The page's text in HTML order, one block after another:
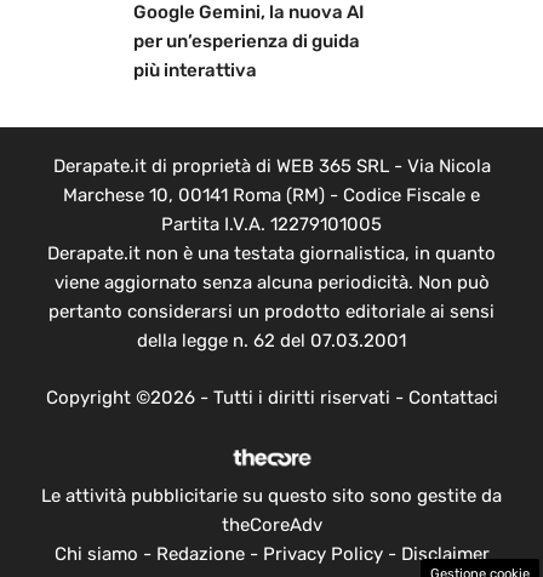
Google Gemini, la nuova AI
per un’esperienza di guida
più interattiva
Derapate.it di proprietà di WEB 365 SRL - Via Nicola
Marchese 10, 00141 Roma (RM) - Codice Fiscale e
Partita I.V.A. 12279101005
Derapate.it non è una testata giornalistica, in quanto
viene aggiornato senza alcuna periodicità. Non può
pertanto considerarsi un prodotto editoriale ai sensi
della legge n. 62 del 07.03.2001
Copyright ©2026 - Tutti i diritti riservati - Contattaci
Le attività pubblicitarie su questo sito sono gestite da
theCoreAdv
Chi siamo - Redazione- Privacy Policy- Disclaimer